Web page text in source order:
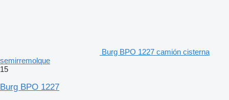
Burg BPO 1227 camión cisterna
semirremolque
15
Burg BPO 1227